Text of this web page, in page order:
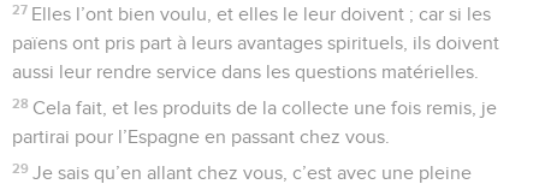
27 Elles l’ont bien voulu, et elles le leur doivent ; car si les
païens ont pris part à leurs avantages spirituels, ils doivent
aussi leur rendre service dans les questions matérielles.
28 Cela fait, et les produits de la collecte une fois remis, je
partirai pour l’Espagne en passant chez vous.
29 Je sais qu’en allant chez vous, c’est avec une pleine